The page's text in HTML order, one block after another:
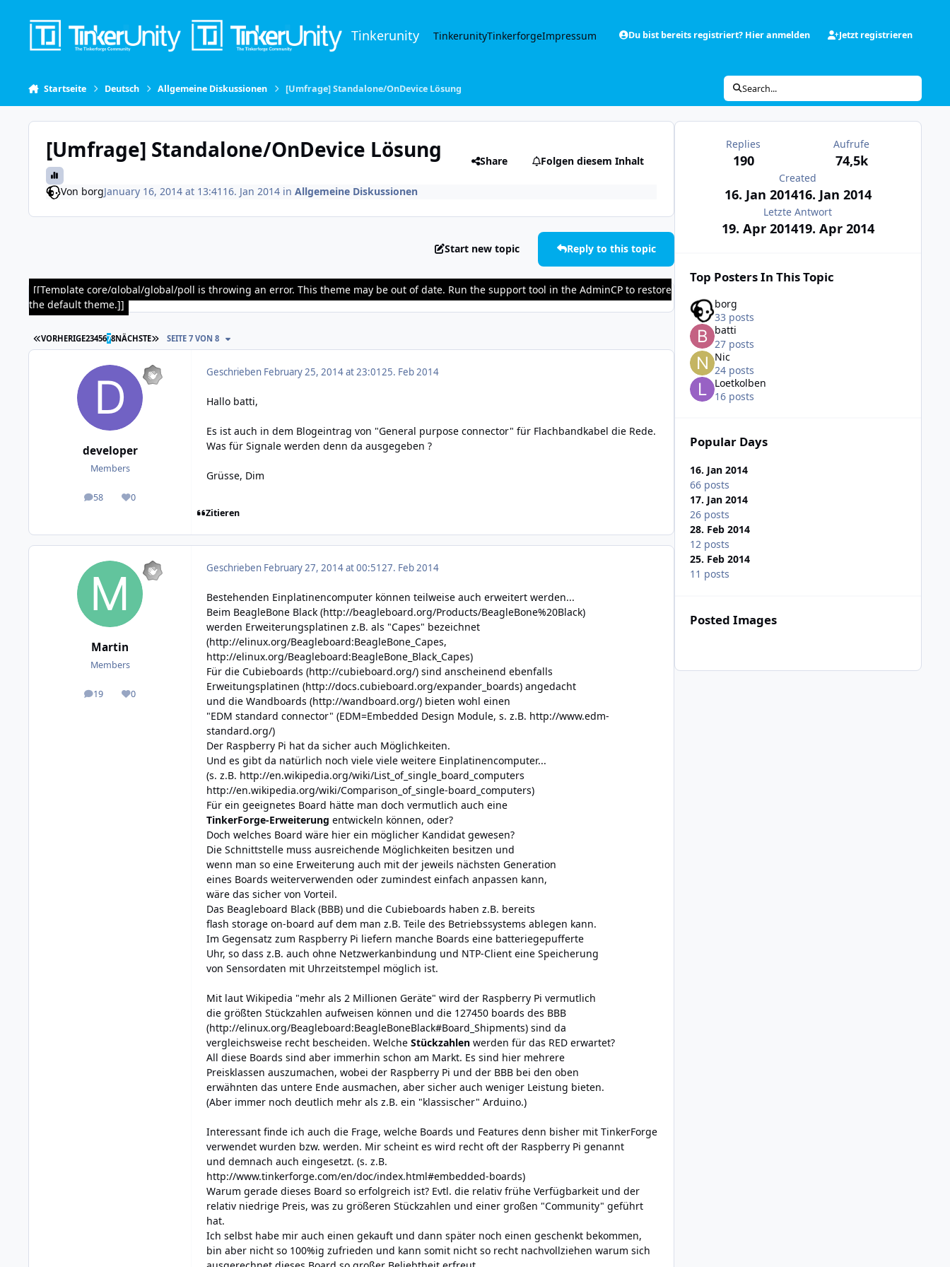
Tinkerunity TinkerunityTinkerforgeImpressum Du bist bereits registriert? Hier anmelden Jetzt registrieren
Startseite Deutsch Allgemeine Diskussionen [Umfrage] Standalone/OnDevice Lösung Search...
[Umfrage] Standalone/OnDevice Lösung Share Folgen diesem Inhalt
Von borgJanuary 16, 2014 at 13:41 16. Jan 2014in Allgemeine Diskussionen
Start new topic Reply to this topic
[[Template core/global/global/poll is throwing an error. This theme may be out of date. Run the support tool in the AdminCP to restore
the default theme.]]
ERSTE SEITE
VORHERIGE2345678NÄCHSTE LETZTE SEITE
SEITE 7 VON 8
developer
Members
58
posts 0
Reputation
Geschrieben February 25, 2014 at 23:0125. Feb 2014
Hallo batti,
Es ist auch in dem Blogeintrag von "General purpose connector" für Flachbandkabel die Rede.
Was für Signale werden denn da ausgegeben ?
Grüsse, Dim
Zitieren
Martin
Members
19
posts 0
Reputation
Geschrieben February 27, 2014 at 00:5127. Feb 2014
Bestehenden Einplatinencomputer können teilweise auch erweitert werden...
Beim BeagleBone Black (http://beagleboard.org/Products/BeagleBone%20Black)
werden Erweiterungsplatinen z.B. als "Capes" bezeichnet
(http://elinux.org/Beagleboard:BeagleBone_Capes,
http://elinux.org/Beagleboard:BeagleBone_Black_Capes)
Für die Cubieboards (http://cubieboard.org/) sind anscheinend ebenfalls
Erweitungsplatinen (http://docs.cubieboard.org/expander_boards) angedacht
und die Wandboards (http://wandboard.org/) bieten wohl einen
"EDM standard connector" (EDM=Embedded Design Module, s. z.B. http://www.edm-
standard.org/)
Der Raspberry Pi hat da sicher auch Möglichkeiten.
Und es gibt da natürlich noch viele viele weitere Einplatinencomputer...
(s. z.B. http://en.wikipedia.org/wiki/List_of_single_board_computers
http://en.wikipedia.org/wiki/Comparison_of_single-board_computers)
Für ein geeignetes Board hätte man doch vermutlich auch eine
TinkerForge-Erweiterung entwickeln können, oder?
Doch welches Board wäre hier ein möglicher Kandidat gewesen?
Die Schnittstelle muss ausreichende Möglichkeiten besitzen und
wenn man so eine Erweiterung auch mit der jeweils nächsten Generation
eines Boards weiterverwenden oder zumindest einfach anpassen kann,
wäre das sicher von Vorteil.
Das Beagleboard Black (BBB) und die Cubieboards haben z.B. bereits
flash storage on-board auf dem man z.B. Teile des Betriebssystems ablegen kann.
Im Gegensatz zum Raspberry Pi liefern manche Boards eine batteriegepufferte
Uhr, so dass z.B. auch ohne Netzwerkanbindung und NTP-Client eine Speicherung
von Sensordaten mit Uhrzeitstempel möglich ist.
Mit laut Wikipedia "mehr als 2 Millionen Geräte" wird der Raspberry Pi vermutlich
die größten Stückzahlen aufweisen können und die 127450 boards des BBB
(http://elinux.org/Beagleboard:BeagleBoneBlack#Board_Shipments) sind da
vergleichsweise recht bescheiden. Welche Stückzahlen werden für das RED erwartet?
All diese Boards sind aber immerhin schon am Markt. Es sind hier mehrere
Preisklassen auszumachen, wobei der Raspberry Pi und der BBB bei den oben
erwähnten das untere Ende ausmachen, aber sicher auch weniger Leistung bieten.
(Aber immer noch deutlich mehr als z.B. ein "klassischer" Arduino.)
Interessant finde ich auch die Frage, welche Boards und Features denn bisher mit TinkerForge
verwendet wurden bzw. werden. Mir scheint es wird recht oft der Raspberry Pi genannt
und demnach auch eingesetzt. (s. z.B.
http://www.tinkerforge.com/en/doc/index.html#embedded-boards)
Warum gerade dieses Board so erfolgreich ist? Evtl. die relativ frühe Verfügbarkeit und der
relativ niedrige Preis, was zu größeren Stückzahlen und einer großen "Community" geführt
hat.
Ich selbst habe mir auch einen gekauft und dann später noch einen geschenkt bekommen,
bin aber nicht so 100%ig zufrieden und kann somit nicht so recht nachvollziehen warum sich
Replies
190
Aufrufe
74,5k
Created
16. Jan 201416. Jan 2014
Letzte Antwort
19. Apr 201419. Apr 2014
Top Posters In This Topic
borg
33 posts
batti
27 posts
Nic
24 posts
Loetkolben
16 posts
Popular Days
16. Jan 2014
66 posts
17. Jan 2014
26 posts
28. Feb 2014
12 posts
25. Feb 2014
11 posts
Posted Images